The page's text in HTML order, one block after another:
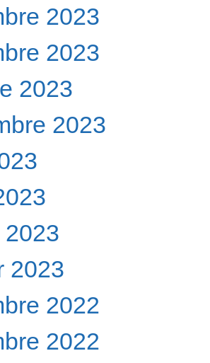
2023
2023
2023
2023
2023
2022
2022